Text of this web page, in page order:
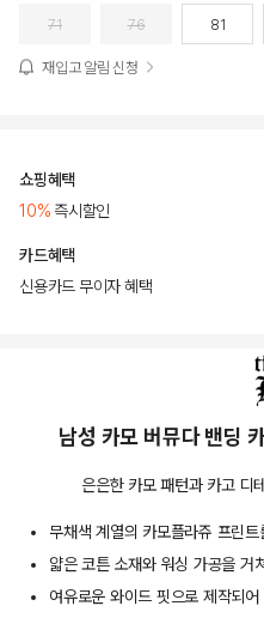
71 76 81
재입고 알림 신청
쇼핑혜택
10% 즉시할인
카드혜택
신용카드 무이자 혜택
남성 카모 버뮤다 밴딩
은은한 카모 패턴과 카고 디
무채색 계열의 카모플라쥬 프린
얇은 코튼 소재와 워싱 가공을 거
여유로운 와이드 핏으로 제작되